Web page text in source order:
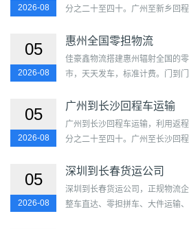
2026-08
分之二十至四十。广州至新乡回
05
2026-08
惠州全国零担物流
佳豪鑫物流搭建惠州辐射全国的
市，天天发车，标准计费。门到
05
2026-08
广州到长沙回程车运输
广州到长沙回程车运输，利用返
分之二十至四十。广州至长沙回
05
2026-08
深圳到长春货运公司
深圳到长春货运公司，正规物流
整车直达、零担拼车、大件运输